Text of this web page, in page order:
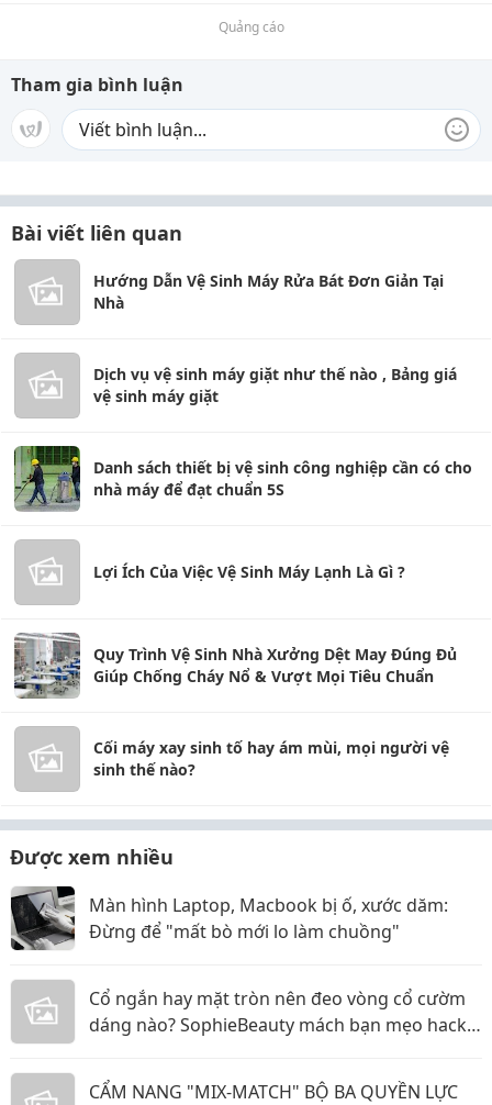
Quảng cáo
Tham gia bình luận
Bài viết liên quan
Hướng Dẫn Vệ Sinh Máy Rửa Bát Đơn Giản Tại
Nhà
Dịch vụ vệ sinh máy giặt như thế nào , Bảng giá
vệ sinh máy giặt
Danh sách thiết bị vệ sinh công nghiệp cần có cho
nhà máy để đạt chuẩn 5S
Lợi Ích Của Việc Vệ Sinh Máy Lạnh Là Gì ?
Quy Trình Vệ Sinh Nhà Xưởng Dệt May Đúng Đủ
Giúp Chống Cháy Nổ & Vượt Mọi Tiêu Chuẩn
Cối máy xay sinh tố hay ám mùi, mọi người vệ
sinh thế nào?
Được xem nhiều
Màn hình Laptop, Macbook bị ố, xước dăm:
Đừng để "mất bò mới lo làm chuồng"
Cổ ngắn hay mặt tròn nên đeo vòng cổ cườm
dáng nào? SophieBeauty mách bạn mẹo hack
CẨM NANG "MIX-MATCH" BỘ BA QUYỀN LỰC